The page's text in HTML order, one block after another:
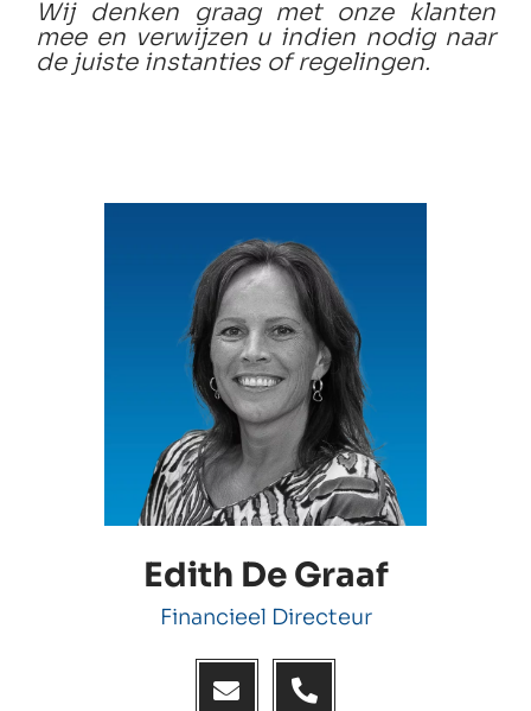
Wij denken graag met onze klanten
mee en verwijzen u indien nodig naar
de juiste instanties of regelingen.
Edith De Graaf
Financieel Directeur